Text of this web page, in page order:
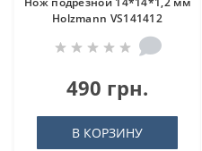
Holzmann VS141412
490 грн.
В КОРЗИНУ